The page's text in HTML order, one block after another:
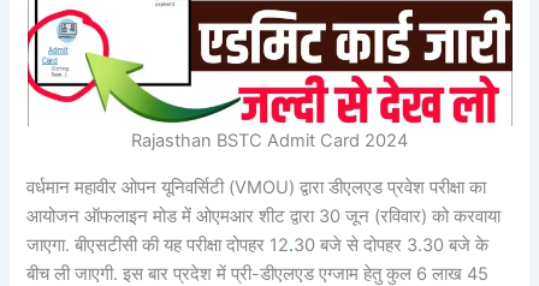
Rajasthan BSTC Admit Card 2024
वर्धमान महावीर ओपन यूनिवर्सिटी (VMOU) द्वारा डीएलएड प्रवेश परीक्षा का
आयोजन ऑफलाइन मोड में ओएमआर शीट द्वारा 30 जून (रविवार) को करवाया
जाएगा. बीएसटीसी की यह परीक्षा दोपहर 12.30 बजे से दोपहर 3.30 बजे के
बीच ली जाएगी. इस बार प्रदेश में प्री-डीएलएड एग्जाम हेतु कुल 6 लाख 45